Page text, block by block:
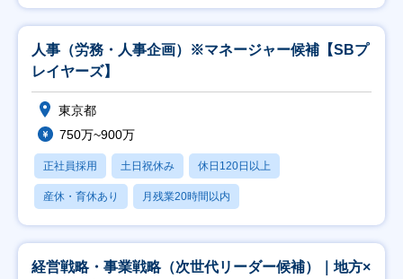
人事（労務・人事企画）※マネージャー候補【SBプ
レイヤーズ】
東京都
750万~900万
正社員採用 土日祝休み 休日120日以上
産休・育休あり 月残業20時間以内
経営戦略・事業戦略（次世代リーダー候補）｜地方×